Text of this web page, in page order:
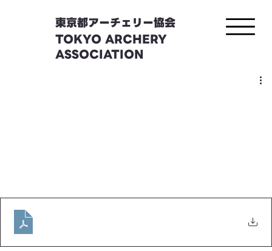
東京都アーチェリー協会
TOKYO ARCHERY
ASSOCIATION